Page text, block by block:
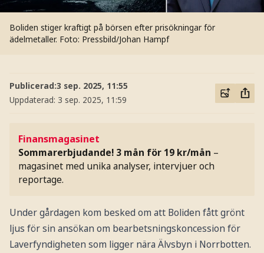
Boliden stiger kraftigt på börsen efter prisökningar för
ädelmetaller. Foto: Pressbild/Johan Hampf
Publicerad:3 sep. 2025, 11:55
Uppdaterad: 3 sep. 2025, 11:59
Finansmagasinet
Sommarerbjudande! 3 mån för 19 kr/mån –
magasinet med unika analyser, intervjuer och
reportage.
Under gårdagen kom besked om att Boliden fått grönt
ljus för sin ansökan om bearbetsningskoncession för
Laverfyndigheten som ligger nära Älvsbyn i Norrbotten.